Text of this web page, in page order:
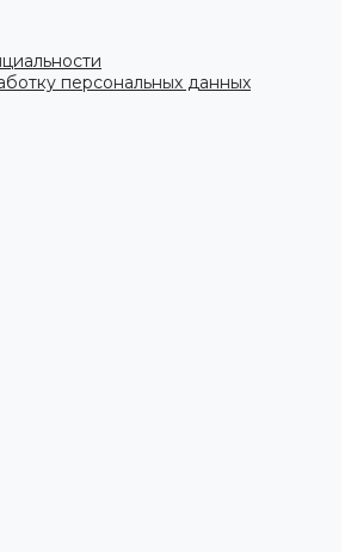
персональных данных